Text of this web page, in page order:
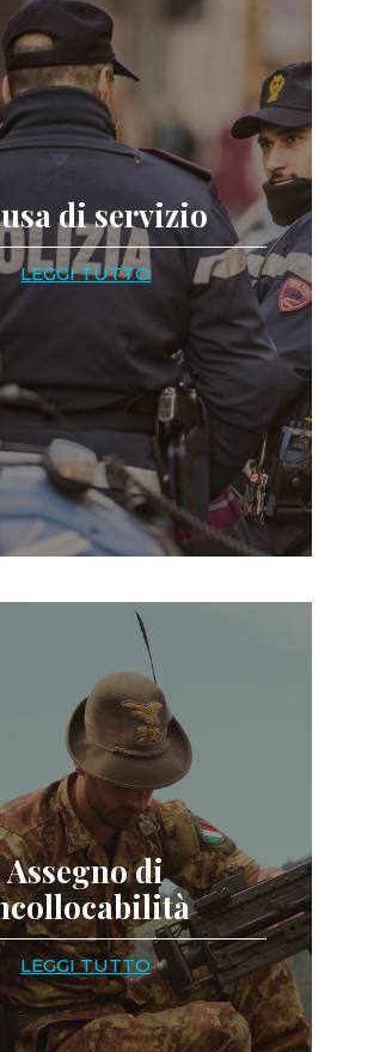
di servizio
LEGGI TUTTO
Assegno di
LEGGI TUTTO